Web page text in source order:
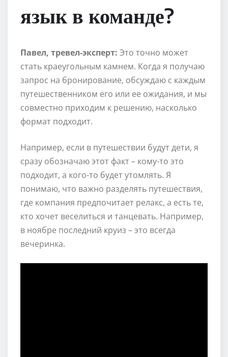
язык в команде?
Павел, тревел-эксперт: Это точно может
стать краеугольным камнем. Когда я получаю
запрос на бронирование, обсуждаю с каждым
путешественником его или ее ожидания, и мы
совместно приходим к решению, насколько
формат подходит.
Например, если в путешествии будут дети, я
сразу обозначаю этот факт – кому-то это
подходит, а кого-то будет утомлять. Я
понимаю, что важно разделять путешествия,
где компания предпочитает релакс, а есть те,
кто хочет веселиться и танцевать. Например,
в ноябре последний круиз – это всегда
вечеринка.